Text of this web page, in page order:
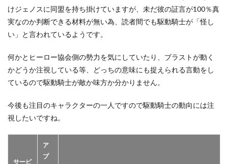
けジェノスに同盟を持ち掛けていますが、未だ彼の証言が100％真
実なのか判断できる材料が無い為、読者間でも駆動騎士が「怪し
い」と言われているようです。
何かとヒーロー協会側の勢力を気にしていたり、ブラストが動く
かどうか注視している等、どっちの意味にも捉えられる言動をし
ているので駆動騎士が敵か味方か分かりません。
今後も注目のキャラクターの一人ですので駆動騎士の動向には注
視したいですね。
サービ
ア
プ